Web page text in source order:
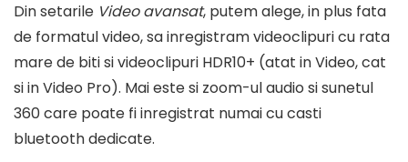
Din setarile Video avansat, putem alege, in plus fata
de formatul video, sa inregistram videoclipuri cu rata
mare de biti si videoclipuri HDR10+ (atat in Video, cat
si in Video Pro). Mai este si zoom-ul audio si sunetul
360 care poate fi inregistrat numai cu casti
bluetooth dedicate.